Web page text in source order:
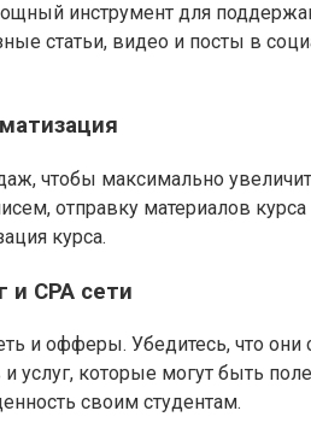
инструмент для
статьи, видео и посты в
чтобы максимально
отправку материалов
курса.
и CPA сети
и офферы. Убедитесь, что
услуг, которые могут быть
своим студентам.